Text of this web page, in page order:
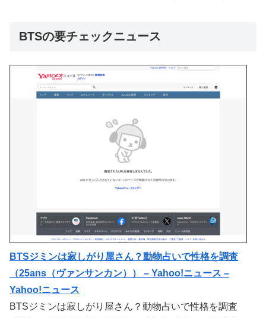
BTSの要チェックニュース
BTSジミンは寂しがり屋さん？動物占いで性格を調査
（25ans（ヴァンサンカン）） – Yahoo!ニュース –
Yahoo!ニュース
BTSジミンは寂しがり屋さん？動物占いで性格を調査